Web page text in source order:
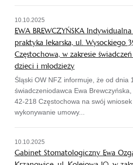
10.10.2025
EWA BREWCZYŃSKA
praktyka lekarska, ul. Wysockiego
Częstochowa, w zakresie
dzieci i młodzieży
Śląski OW NFZ informuje, że od dnia
świadczeniodawca Ewa
42-218 Częstochowa na swój
wykonywanie umowy...
10.10.2025
Gabinet Stomatologiczny Ewa